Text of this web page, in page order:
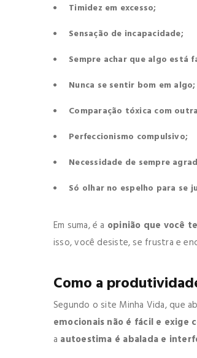
Timidez em excesso;
Sensação de incapacidade;
Sempre achar que algo está
Nunca se sentir bom em algo;
Comparação tóxica com
Perfeccionismo compulsivo;
Necessidade de sempre
Só olhar no espelho para se
Em suma, é a opinião que você
isso, você desiste, se frustra e
Como a
Segundo o site Minha Vida, que
emocionais não é fácil e exige
a autoestima é abalada e